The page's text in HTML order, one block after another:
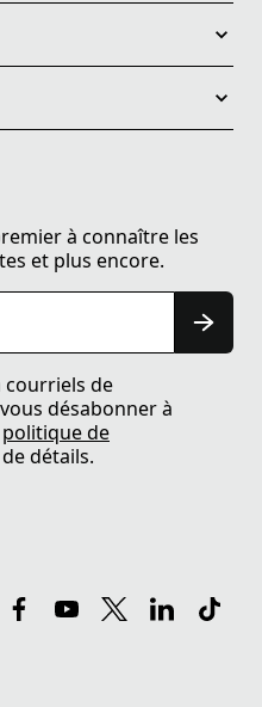
à connaître les
et plus encore.
courriels de
désabonner à
politique de
détails.